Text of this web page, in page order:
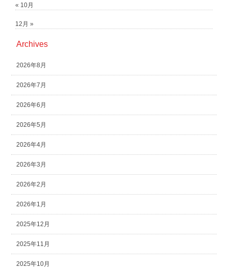
« 10月
12月 »
Archives
2026年8月
2026年7月
2026年6月
2026年5月
2026年4月
2026年3月
2026年2月
2026年1月
2025年12月
2025年11月
2025年10月